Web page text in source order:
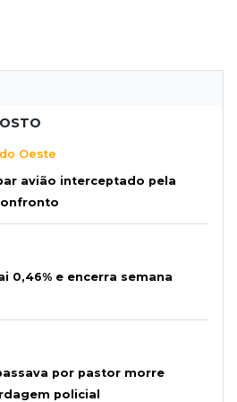
Oeste
avião interceptado pela
0,46% e encerra semana
por pastor morre
policial